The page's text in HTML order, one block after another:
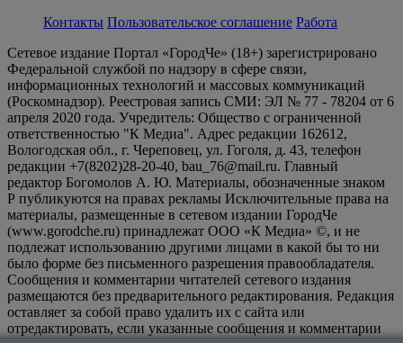
Контакты Пользовательское соглашение Работа
Сетевое издание Портал «ГородЧе» (18+) зарегистрировано
Федеральной службой по надзору в сфере связи,
информационных технологий и массовых коммуникаций
(Роскомнадзор). Реестровая запись СМИ: ЭЛ № 77 - 78204 от 6
апреля 2020 года. Учредитель: Общество с ограниченной
ответственностью "К Медиа". Адрес редакции 162612,
Вологодская обл., г. Череповец, ул. Гоголя, д. 43, телефон
редакции +7(8202)28-20-40, bau_76@mail.ru. Главный
редактор Богомолов А. Ю. Материалы, обозначенные знаком
Р публикуются на правах рекламы Исключительные права на
материалы, размещенные в сетевом издании ГородЧе
(www.gorodche.ru) принадлежат ООО «К Медиа» ©, и не
подлежат использованию другими лицами в какой бы то ни
было форме без письменного разрешения правообладателя.
Сообщения и комментарии читателей сетевого издания
размещаются без предварительного редактирования. Редакция
оставляет за собой право удалить их с сайта или
отредактировать, если указанные сообщения и комментарии